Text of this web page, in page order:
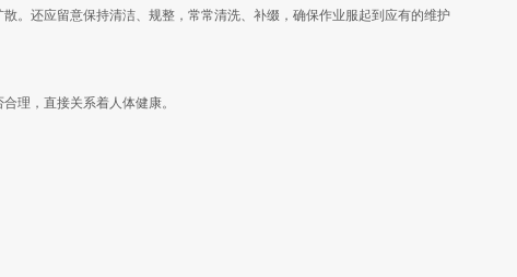
。还应留意保持清洁、规整，常常清洗、补缀，确保作业服起到应有的维护
理，直接关系着人体健康。